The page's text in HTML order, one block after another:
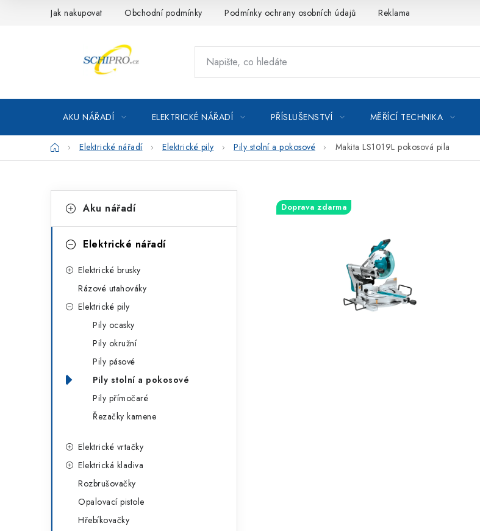
Jak nakupovat Obchodní podmínky Podmínky ochrany osobních údajů Reklamace
AKU NÁŘADÍ ELEKTRICKÉ NÁŘADÍ PŘÍSLUŠENSTVÍ MĚŘÍCÍ TECHNIKA
DomůElektrické nářadí Elektrické pily Pily stolní a pokosové Makita LS1019L pokosová pila
okategorie
a
Aku nářadí
Elektrické nářadí
Elektrické brusky
Rázové utahováky
Elektrické pily
Pily ocasky
Pily okružní
Pily pásové
Pily stolní a pokosové
Pily přímočaré
Řezačky kamene
Elektrické vrtačky
Elektrická kladiva
Rozbrušovačky
Opalovací pistole
Hřebíkovačky
Doprava zdarma